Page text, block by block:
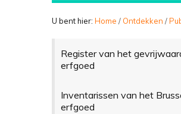
U bent hier: Home / Ontdekken /
Register van het
erfgoed
Inventarissen van het
erfgoed